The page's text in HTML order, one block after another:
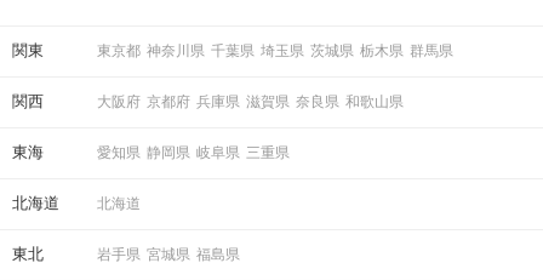
関東 東京都 神奈川県 千葉県 埼玉県 茨城県 栃木県 群馬県
関西 大阪府 京都府 兵庫県 滋賀県 奈良県 和歌山県
東海 愛知県 静岡県 岐阜県 三重県
北海道 北海道
東北 岩手県 宮城県 福島県